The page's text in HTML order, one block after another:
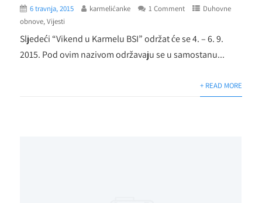
6 travnja, 2015 karmelićanke 1 Comment
Duhovne
obnove,Vijesti
Sljedeći “Vikend u Karmelu BSI” održat će se 4. – 6. 9.
2015. Pod ovim nazivom održavaju se u samostanu...
+ READ MORE